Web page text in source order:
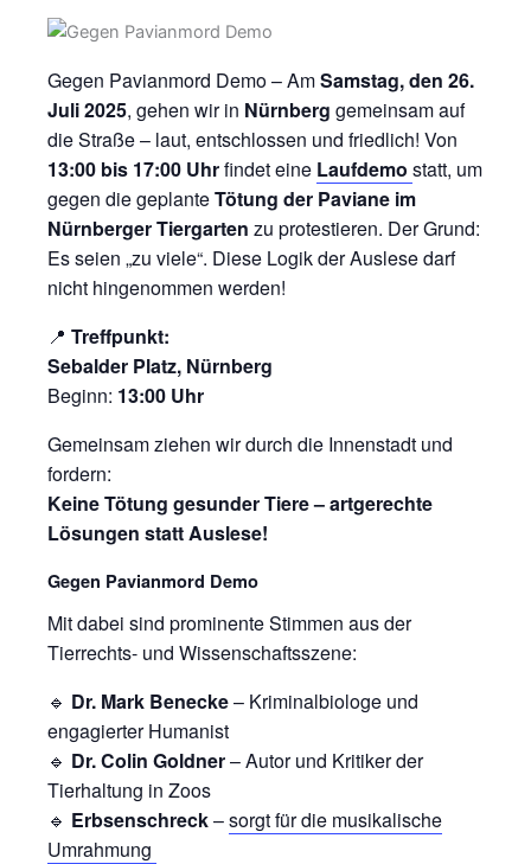
Gegen Pavianmord Demo – AmSamstag, den 26.
Juli 2025, gehen wir in Nürnberg gemeinsam auf
die Straße – laut, entschlossen und friedlich! Von
13:00 bis 17:00 Uhrfindet eine Laufdemo statt, um
gegen die geplanteTötung der Paviane im
Nürnberger Tiergarten zu protestieren. Der Grund:
Es seien „zu viele“. Diese Logik der Auslese darf
nicht hingenommen werden!
📍 Treffpunkt:
Sebalder Platz, Nürnberg
Beginn: 13:00 Uhr
Gemeinsam ziehen wir durch die Innenstadt und
fordern:
Keine Tötung gesunder Tiere – artgerechte
Lösungen statt Auslese!
Gegen Pavianmord Demo
Mit dabei sind prominente Stimmen aus der
Tierrechts- und Wissenschaftsszene:
🔹 Dr. Mark Benecke– Kriminalbiologe und
engagierter Humanist
🔹 Dr. Colin Goldner– Autor und Kritiker der
Tierhaltung in Zoos
🔹 Erbsenschreck–sorgt für die musikalische
Umrahmung